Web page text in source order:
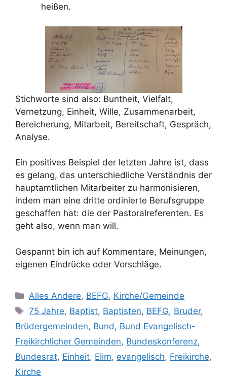
heißen.
Stichworte sind also: Buntheit, Vielfalt,
Vernetzung, Einheit, Wille, Zusammenarbeit,
Bereicherung, Mitarbeit, Bereitschaft, Gespräch,
Analyse.
Ein positives Beispiel der letzten Jahre ist, dass
es gelang, das unterschiedliche Verständnis der
hauptamtlichen Mitarbeiter zu harmonisieren,
indem man eine dritte ordinierte Berufsgruppe
geschaffen hat: die der Pastoralreferenten. Es
geht also, wenn man will.
Gespannt bin ich auf Kommentare, Meinungen,
eigenen Eindrücke oder Vorschläge.
Kategorien
Alles Andere, BEFG, Kirche/Gemeinde
Schlagwörter
75 Jahre, Baptist, Baptisten, BEFG, Bruder,
Brüdergemeinden, Bund , Bund Evangelisch-
Freikirchlicher Gemeinden, Bundeskonferenz,
Bundesrat, Einheit, Elim, evangelisch, Freikirche,
Kirche